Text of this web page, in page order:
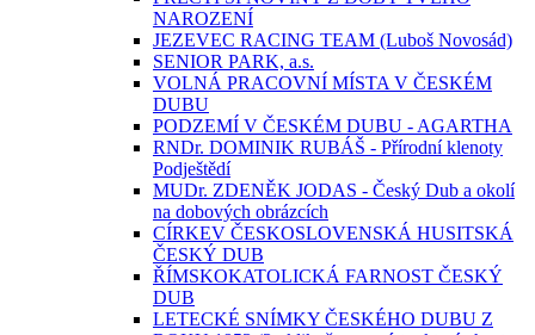
NAROZENÍ
JEZEVEC RACING TEAM (Luboš Novosád)
SENIOR PARK, a.s.
VOLNÁ PRACOVNÍ MÍSTA V ČESKÉM
DUBU
PODZEMÍ V ČESKÉM DUBU - AGARTHA
RNDr. DOMINIK RUBÁŠ - Přírodní klenoty
Podještědí
MUDr. ZDENĚK JODAS - Český Dub a okolí
na dobových obrázcích
CÍRKEV ČESKOSLOVENSKÁ HUSITSKÁ
ČESKÝ DUB
ŘÍMSKOKATOLICKÁ FARNOST ČESKÝ
DUB
LETECKÉ SNÍMKY ČESKÉHO DUBU Z